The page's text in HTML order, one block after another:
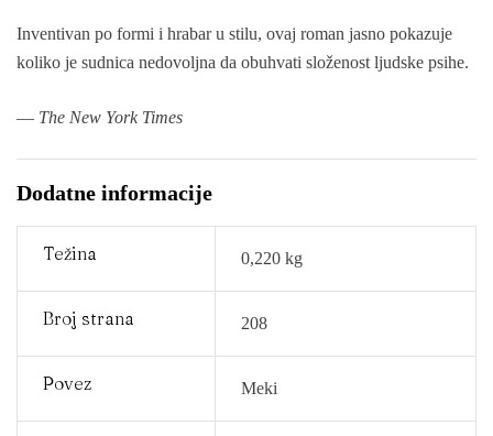
Inventivan po formi i hrabar u stilu, ovaj roman jasno pokazuje
koliko je sudnica nedovoljna da obuhvati složenost ljudske psihe.
— The New York Times
Dodatne informacije
Težina 0,220 kg
Broj strana 208
Povez Meki